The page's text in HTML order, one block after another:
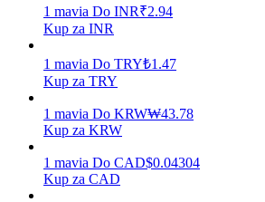
Stawianie
Wysokie zyski i natychmiastowy dostęp
1 mavia Do INR₹2.94
Kup za INR
1 mavia Do TRY₺1.47
Kup za TRY
1 mavia Do KRW₩43.78
Kup za KRW
1 mavia Do CAD$0.04304
Kup za CAD